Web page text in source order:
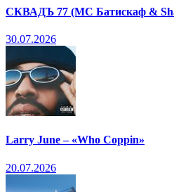
СКВАДЪ 77 (МС Батискаф &
30.07.2026
Larry June – «Who Coppin»
20.07.2026